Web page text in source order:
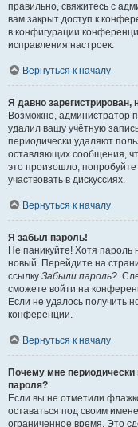
правильно, свяжитесь с
вам закрыт доступ к
в конфигурации
исправления настроек.
Вернуться к началу
Я давно зарегистрирован,
Возможно, администратор
удалил вашу учётную
периодически удаляют
оставляющих сообщения,
это произошло, попробуйте
участвовать в дискуссиях.
Вернуться к началу
Я забыл пароль!
Не паникуйте! Хотя пароль
новый. Перейдите на
ссылку Забыли пароль?.
сможете войти на
Если не удалось получить
конференции.
Вернуться к началу
Почему мне периодически
пароля?
Если вы не отметили
оставаться под своим
ограниченное время. Это